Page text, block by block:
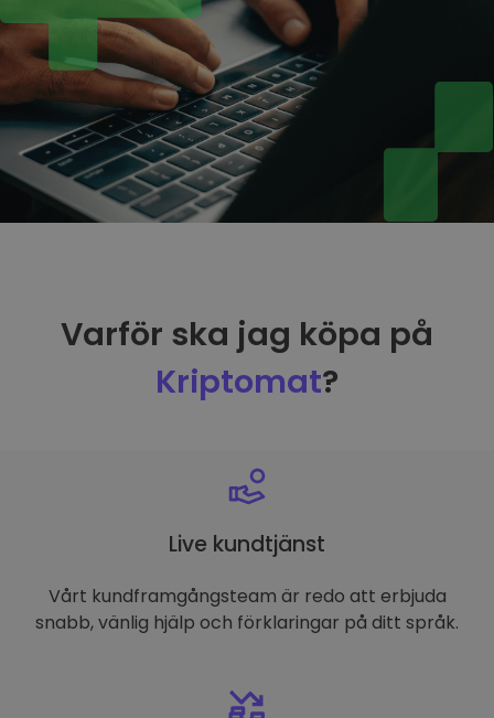
Varför ska jag köpa på
Kriptomat?
Live kundtjänst
Vårt kundframgångsteam är redo att erbjuda
snabb, vänlig hjälp och förklaringar på ditt språk.